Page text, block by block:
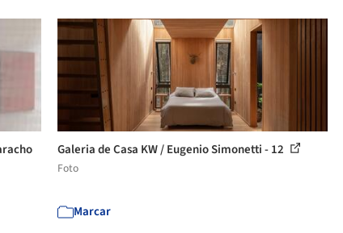
Galeria de Casa KW / Eugenio Simonetti - 12
Foto
Marcar